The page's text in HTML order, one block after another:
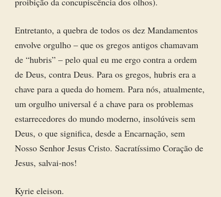
Entretanto, a quebra de todos os dez Mandamentos
envolve orgulho – que os gregos antigos chamavam
de “hubris” – pelo qual eu me ergo contra a ordem
de Deus, contra Deus. Para os gregos, hubris era a
chave para a queda do homem. Para nós, atualmente,
um orgulho universal é a chave para os problemas
estarrecedores do mundo moderno, insolúveis sem
Deus, o que significa, desde a Encarnação, sem
Nosso Senhor Jesus Cristo. Sacratíssimo Coração de
Jesus, salvai-nos!
Kyrie eleison.